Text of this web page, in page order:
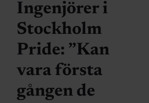
Ingenjörer i
Stockholm
Pride: ”Kan
vara första
gången de